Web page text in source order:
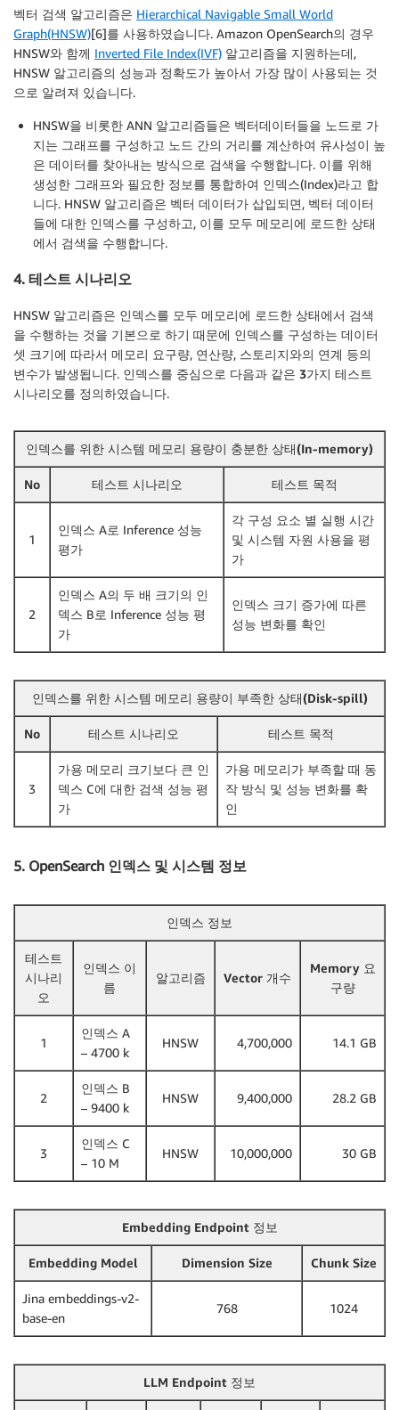
벡터 검색 알고리즘은 Hierarchical Navigable Small World
Graph(HNSW)[6]를 사용하였습니다. Amazon OpenSearch의 경우
HNSW와 함께 Inverted File Index(IVF) 알고리즘을 지원하는데,
HNSW 알고리즘의 성능과 정확도가 높아서 가장 많이 사용되는 것
으로 알려져 있습니다.
HNSW을 비롯한 ANN 알고리즘들은 벡터데이터들을 노드로 가
지는 그래프를 구성하고 노드 간의 거리를 계산하여 유사성이 높
은 데이터를 찾아내는 방식으로 검색을 수행합니다. 이를 위해
생성한 그래프와 필요한 정보를 통합하여 인덱스(Index)라고 합
니다. HNSW 알고리즘은 벡터 데이터가 삽입되면, 벡터 데이터
들에 대한 인덱스를 구성하고, 이를 모두 메모리에 로드한 상태
에서 검색을 수행합니다.
4. 테스트 시나리오
HNSW 알고리즘은 인덱스를 모두 메모리에 로드한 상태에서 검색
을 수행하는 것을 기본으로 하기 때문에 인덱스를 구성하는 데이터
셋 크기에 따라서 메모리 요구량, 연산량, 스토리지와의 연계 등의
변수가 발생됩니다. 인덱스를 중심으로 다음과 같은 3가지 테스트
시나리오를 정의하였습니다.
인덱스를 위한 시스템 메모리 용량이 충분한 상태(In-memory)
No 테스트 시나리오 테스트 목적
1
인덱스 A로 Inference 성능
평가
각 구성 요소 별 실행 시간
및 시스템 자원 사용을 평
가
2
인덱스 A의 두 배 크기의 인
덱스 B로 Inference 성능 평
가
인덱스 크기 증가에 따른
성능 변화를 확인
인덱스를 위한 시스템 메모리 용량이 부족한 상태(Disk-spill)
No 테스트 시나리오 테스트 목적
3
가용 메모리 크기보다 큰 인
덱스 C에 대한 검색 성능 평
가
가용 메모리가 부족할 때 동
작 방식 및 성능 변화를 확
인
5. OpenSearch 인덱스 및 시스템 정보
인덱스 정보
테스트
시나리
오
인덱스 이
름
알고리즘 Vector 개수
Memory 요
구량
1
인덱스 A
– 4700 k
HNSW 4,700,000 14.1 GB
2
인덱스 B
– 9400 k
HNSW 9,400,000 28.2 GB
3
인덱스 C
– 10 M
HNSW 10,000,000 30 GB
Embedding Endpoint 정보
Embedding Model Dimension Size Chunk Size
Jina embeddings-v2-
base-en
768 1024
LLM Endpoint 정보